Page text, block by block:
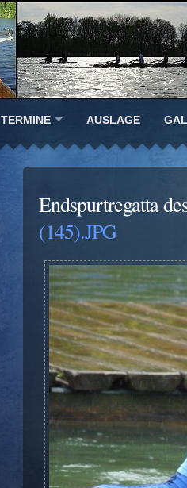
TERMINE AUSLAGE
Endspurtregatta
(145).JPG